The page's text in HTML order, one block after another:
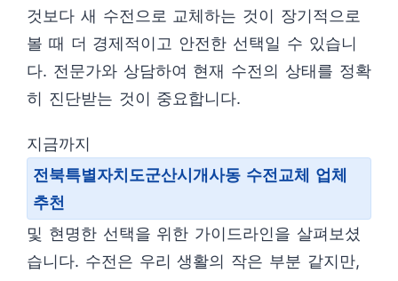
것보다 새 수전으로 교체하는 것이 장기적으로
볼 때 더 경제적이고 안전한 선택일 수 있습니
다. 전문가와 상담하여 현재 수전의 상태를 정확
히 진단받는 것이 중요합니다.
지금까지
전북특별자치도군산시개사동 수전교체 업체
추천
및 현명한 선택을 위한 가이드라인을 살펴보셨
습니다. 수전은 우리 생활의 작은 부분 같지만,